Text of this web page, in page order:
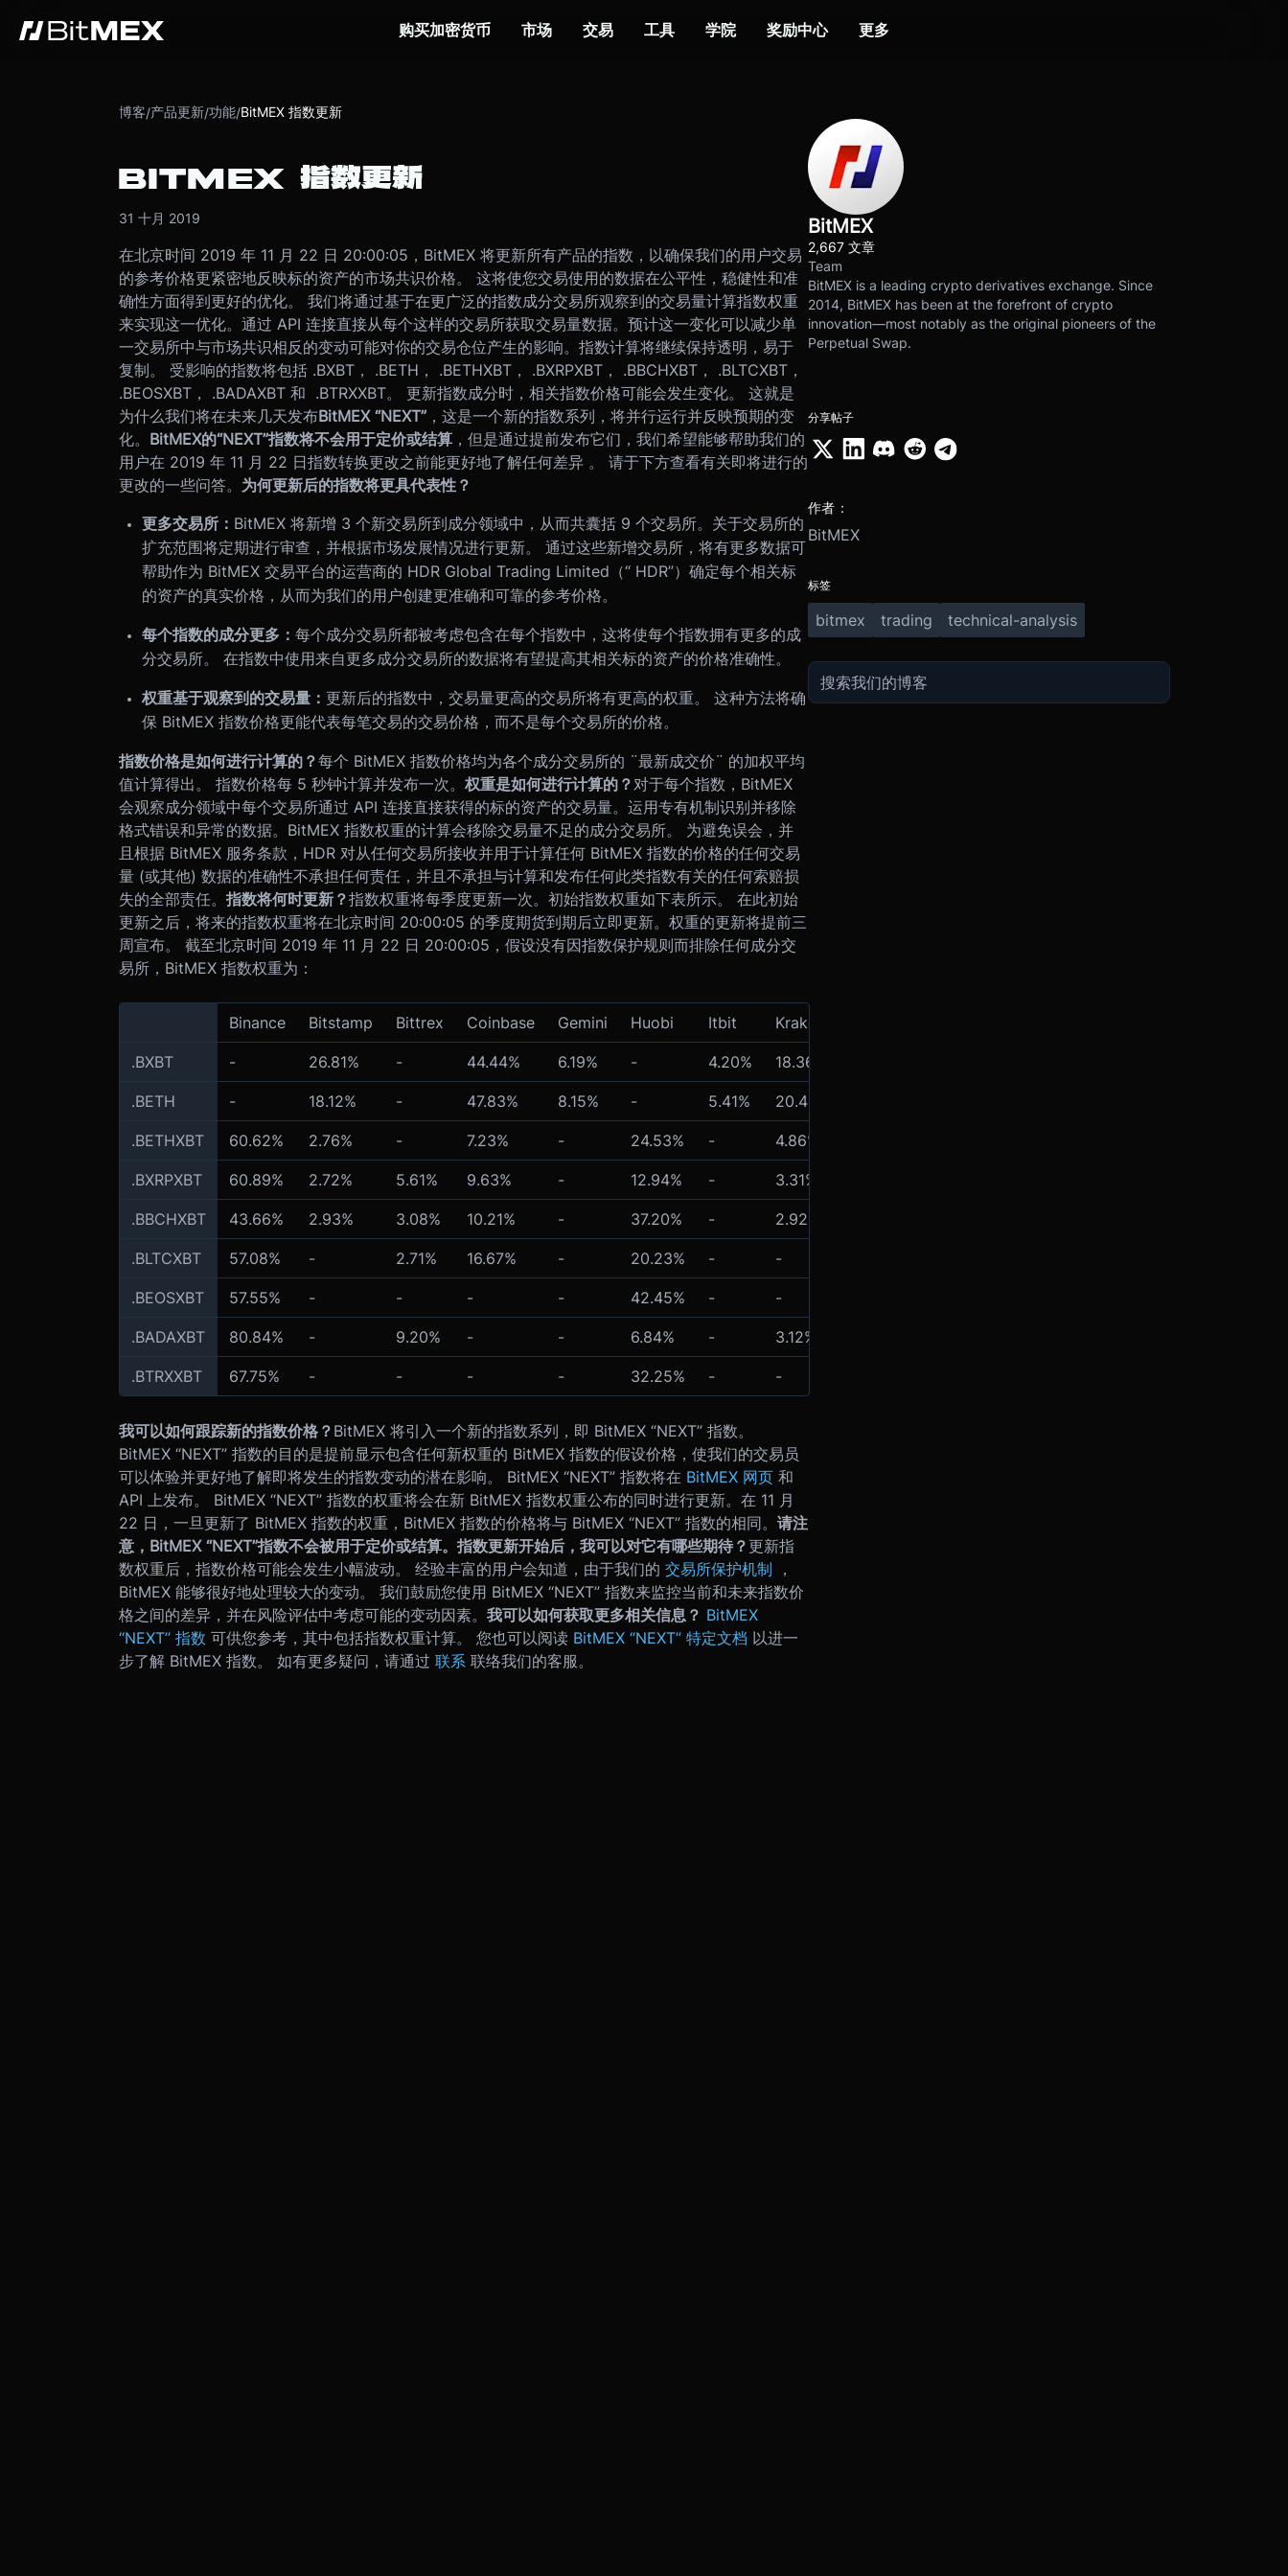
购买加密货币 市场 交易 工具 学院 奖励中心 更多
博客/产品更新/功能/BitMEX 指数更新
BITMEX 指数更新
31 十月 2019
在北京时间 2019 年 11 月 22 日 20:00:05，BitMEX 将更新所有产品的指数，以确保我们的用户交易
的参考价格更紧密地反映标的资产的市场共识价格。 这将使您交易使用的数据在公平性，稳健性和准
确性方面得到更好的优化。 我们将通过基于在更广泛的指数成分交易所观察到的交易量计算指数权重
来实现这一优化。通过 API 连接直接从每个这样的交易所获取交易量数据。预计这一变化可以减少单
一交易所中与市场共识相反的变动可能对你的交易仓位产生的影响。指数计算将继续保持透明，易于
复制。 受影响的指数将包括 .BXBT， .BETH， .BETHXBT， .BXRPXBT， .BBCHXBT， .BLTCXBT，
.BEOSXBT， .BADAXBT 和 .BTRXXBT。 更新指数成分时，相关指数价格可能会发生变化。 这就是
为什么我们将在未来几天发布BitMEX “NEXT”，这是一个新的指数系列，将并行运行并反映预期的变
化。 BitMEX的“NEXT”指数将不会用于定价或结算，但是通过提前发布它们，我们希望能够帮助我们的
用户在 2019 年 11 月 22 日指数转换更改之前能更好地了解任何差异 。 请于下方查看有关即将进行的
更改的一些问答。 为何更新后的指数将更具代表性？
更多交易所： BitMEX 将新增 3 个新交易所到成分领域中，从而共囊括 9 个交易所。关于交易所的
扩充范围将定期进行审查，并根据市场发展情况进行更新。 通过这些新增交易所，将有更多数据可
帮助作为 BitMEX 交易平台的运营商的 HDR Global Trading Limited（“ HDR”）确定每个相关标
的资产的真实价格，从而为我们的用户创建更准确和可靠的参考价格。
每个指数的成分更多： 每个成分交易所都被考虑包含在每个指数中，这将使每个指数拥有更多的成
分交易所。 在指数中使用来自更多成分交易所的数据将有望提高其相关标的资产的价格准确性。
权重基于观察到的交易量： 更新后的指数中，交易量更高的交易所将有更高的权重。 这种方法将确
保 BitMEX 指数价格更能代表每笔交易的交易价格，而不是每个交易所的价格。
指数价格是如何进行计算的？每个 BitMEX 指数价格均为各个成分交易所的 ¨最新成交价¨ 的加权平均
值计算得出。 指数价格每 5 秒钟计算并发布一次。 权重是如何进行计算的？对于每个指数，BitMEX
会观察成分领域中每个交易所通过 API 连接直接获得的标的资产的交易量。运用专有机制识别并移除
格式错误和异常的数据。BitMEX 指数权重的计算会移除交易量不足的成分交易所。 为避免误会，并
且根据 BitMEX 服务条款，HDR 对从任何交易所接收并用于计算任何 BitMEX 指数的价格的任何交易
量 (或其他) 数据的准确性不承担任何责任，并且不承担与计算和发布任何此类指数有关的任何索赔损
失的全部责任。 指数将何时更新？指数权重将每季度更新一次。初始指数权重如下表所示。 在此初始
更新之后，将来的指数权重将在北京时间 20:00:05 的季度期货到期后立即更新。权重的更新将提前三
周宣布。 截至北京时间 2019 年 11 月 22 日 20:00:05，假设没有因指数保护规则而排除任何成分交
易所，BitMEX 指数权重为：
Binance Bitstamp Bittrex Coinbase Gemini Huobi Itbit Kraken
.BXBT - 26.81% - 44.44% 6.19% - 4.20% 18.36%
.BETH - 18.12% - 47.83% 8.15% - 5.41% 20.49%
.BETHXBT 60.62% 2.76% - 7.23% - 24.53% - 4.86%
.BXRPXBT 60.89% 2.72% 5.61% 9.63% - 12.94% - 3.31%
.BBCHXBT 43.66% 2.93% 3.08% 10.21% - 37.20% - 2.92%
.BLTCXBT 57.08% - 2.71% 16.67% - 20.23% - -
.BEOSXBT 57.55% - - - - 42.45% - -
.BADAXBT 80.84% - 9.20% - - 6.84% - 3.12%
.BTRXXBT 67.75% - - - - 32.25% - -
我可以如何跟踪新的指数价格？ BitMEX 将引入一个新的指数系列，即 BitMEX “NEXT” 指数。
BitMEX “NEXT” 指数的目的是提前显示包含任何新权重的 BitMEX 指数的假设价格，使我们的交易员
可以体验并更好地了解即将发生的指数变动的潜在影响。 BitMEX “NEXT” 指数将在 BitMEX 网页 和
API 上发布。 BitMEX “NEXT” 指数的权重将会在新 BitMEX 指数权重公布的同时进行更新。在 11 月
22 日，一旦更新了 BitMEX 指数的权重，BitMEX 指数的价格将与 BitMEX “NEXT” 指数的相同。 请注
意， BitMEX “NEXT”指数不会被用于定价或结算。 指数更新开始后，我可以对它有哪些期待？更新指
数权重后，指数价格可能会发生小幅波动。 经验丰富的用户会知道，由于我们的 交易所保护机制
，
BitMEX 能够很好地处理较大的变动。 我们鼓励您使用 BitMEX “NEXT” 指数来监控当前和未来指数价
格之间的差异，并在风险评估中考虑可能的变动因素。 我可以如何获取更多相关信息？ BitMEX
“NEXT” 指数 可供您参考，其中包括指数权重计算。 您也可以阅读 BitMEX “NEXT” 特定文档 以进一
步了解 BitMEX 指数。 如有更多疑问，请通过 联系 联络我们的客服。
BitMEX
2,667 文章
Team
BitMEX is a leading crypto derivatives exchange. Since
2014, BitMEX has been at the forefront of crypto
innovation—most notably as the original pioneers of the
Perpetual Swap.
分享帖子
作者：
BitMEX
标签
bitmex trading technical-analysis